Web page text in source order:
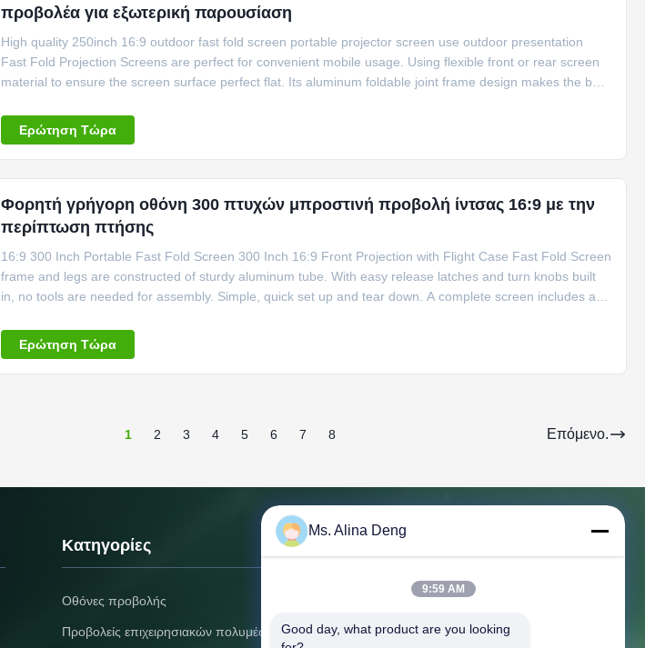
προβολέα για εξωτερική παρουσίαση
High quality 250inch 16:9 outdoor fast fold screen portable projector screen use outdoor presentation
Fast Fold Projection Screens are perfect for convenient mobile usage. Using flexible front or rear screen
material to ensure the screen surface perfect flat. Its aluminum foldable joint frame design makes the best
used for presenters on the move for indoor/outdoor
Ερώτηση Τώρα
Φορητή γρήγορη οθόνη 300 πτυχών μπροστινή προβολή ίντσας 16:9 με την
περίπτωση πτήσης
16:9 300 Inch Portable Fast Fold Screen 300 Inch 16:9 Front Projection with Flight Case Fast Fold Screen
frame and legs are constructed of sturdy aluminum tube. With easy release latches and turn knobs built
in, no tools are needed for assembly. Simple, quick set up and tear down. A complete screen includes a
fully assembled and ready to watch takes just 3 to 5 minutes.
Ερώτηση Τώρα
1 2 3 4 5 6 7 8 Επόμενο.
Κατηγορίες
Οθόνες προβολής
Προβολείς επιχειρησιακών πολυμέσων
210 δωμάτιο, φραγμός Δ,
Baoan, Shenzhen, Κίνα
Ms. Alina Deng
9:59 AM
Good day, what product are you looking